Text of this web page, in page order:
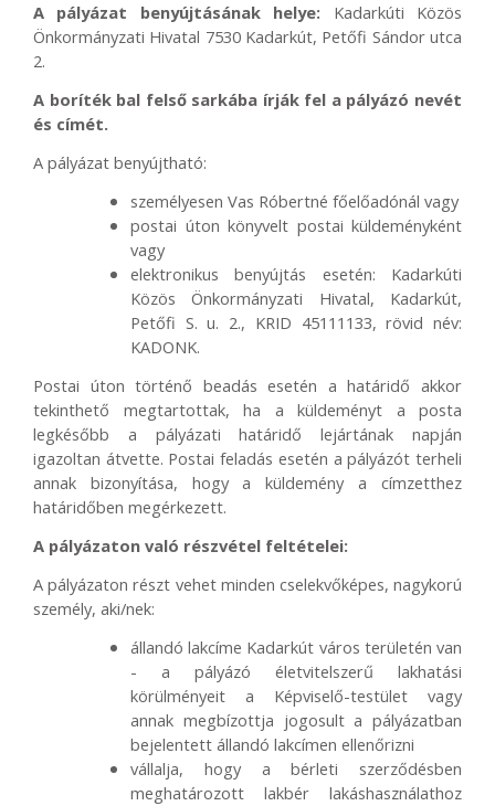
A pályázat benyújtásának helye: Kadarkúti Közös
Önkormányzati Hivatal 7530 Kadarkút, Petőfi Sándor utca
2.
A boríték bal felső sarkába írják fel a pályázó nevét
és címét.
A pályázat benyújtható:
személyesen Vas Róbertné főelőadónál vagy
postai úton könyvelt postai küldeményként
vagy
elektronikus benyújtás esetén: Kadarkúti
Közös Önkormányzati Hivatal, Kadarkút,
Petőfi S. u. 2., KRID 45111133, rövid név:
KADONK.
Postai úton történő beadás esetén a határidő akkor
tekinthető megtartottak, ha a küldeményt a posta
legkésőbb a pályázati határidő lejártának napján
igazoltan átvette. Postai feladás esetén a pályázót terheli
annak bizonyítása, hogy a küldemény a címzetthez
határidőben megérkezett.
A pályázaton való részvétel feltételei:
A pályázaton részt vehet minden cselekvőképes, nagykorú
személy, aki/nek:
állandó lakcíme Kadarkút város területén van
- a pályázó életvitelszerű lakhatási
körülményeit a Képviselő-testület vagy
annak megbízottja jogosult a pályázatban
bejelentett állandó lakcímen ellenőrizni
vállalja, hogy a bérleti szerződésben
meghatározott lakbér lakáshasználathoz